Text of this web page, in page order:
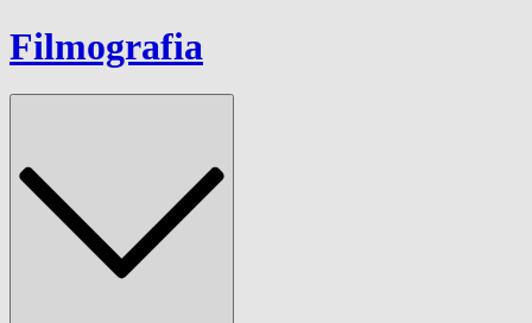
Filmografia